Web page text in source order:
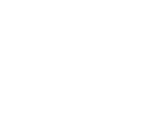
für die ersten 20
die Tag für
Weg gebracht.
noch die